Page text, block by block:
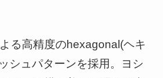
る高精度のhexagonal(ヘキ
シュパターンを採用。ヨシ